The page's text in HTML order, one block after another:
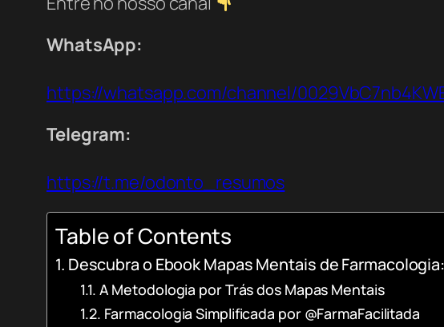
WhatsApp:
https://whatsapp.com/channel/
Telegram:
https://t.me/odonto_resumos
Table of Contents
Descubra o Ebook Mapas Mentais de
A Metodologia por Trás dos Mapas Mentais
Farmacologia Simplificada por @FarmaFacilitada